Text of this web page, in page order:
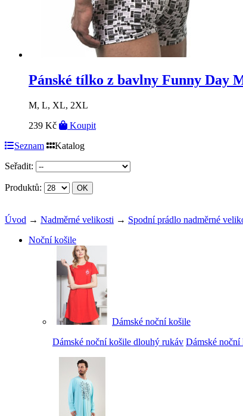
Pánské tílko z bavlny Funny Day
M, L, XL, 2XL
239 Kč
Koupit
Seznam
Katalog
Seřadit:
Produktů:
Úvod → Nadměrné velikosti → Spodní prádlo nadměrné
Noční košile
Dámské noční košile
Dámské noční košile dlouhý rukáv Dámské